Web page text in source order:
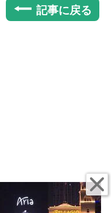
記事に戻る